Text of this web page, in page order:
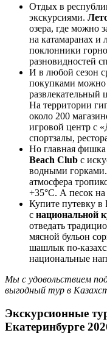
Отдых в
экскурсиями.
озера, где можно
на катамаранах и
поклонники
разновидностей
И в любой сезон
покупками можно
На территории
около 200
игровой центр с
спортзалы,
Но главная
Beach Club с
водными горками.
атмосфера
+35°C. А песок
Купите путевку в
с национальной
отведать
мясной бульон
шашлык по-
национальные
Мы с удовольствием
выгодный тур в
Экскурсионные
Екатеринбурге